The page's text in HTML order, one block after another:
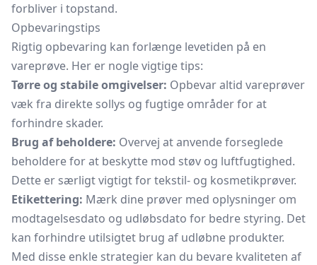
forbliver i topstand.
Opbevaringstips
Rigtig opbevaring kan forlænge levetiden på en
vareprøve. Her er nogle vigtige tips:
Tørre og stabile omgivelser: Opbevar altid vareprøver
væk fra direkte sollys og fugtige områder for at
forhindre skader.
Brug af beholdere: Overvej at anvende forseglede
beholdere for at beskytte mod støv og luftfugtighed.
Dette er særligt vigtigt for tekstil- og kosmetikprøver.
Etikettering: Mærk dine prøver med oplysninger om
modtagelsesdato og udløbsdato for bedre styring. Det
kan forhindre utilsigtet brug af udløbne produkter.
Med disse enkle strategier kan du bevare kvaliteten af